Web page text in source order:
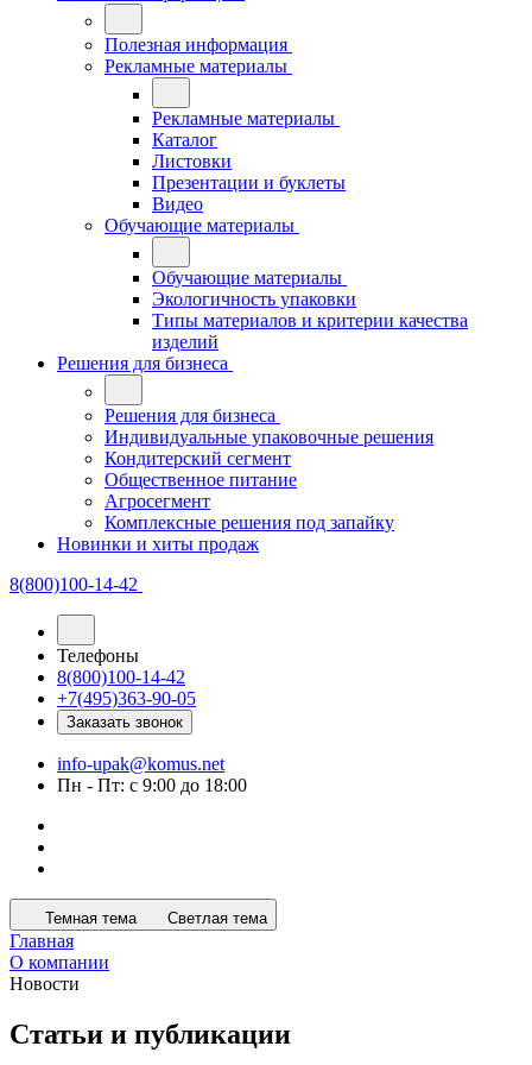
Полезная информация
Рекламные материалы
Рекламные материалы
Каталог
Листовки
Презентации и буклеты
Видео
Обучающие материалы
Обучающие материалы
Экологичность упаковки
Типы материалов и критерии качества
изделий
Решения для бизнеса
Решения для бизнеса
Индивидуальные упаковочные решения
Кондитерский сегмент
Общественное питание
Агросегмент
Комплексные решения под запайку
Новинки и хиты продаж
8(800)100-14-42
Телефоны
8(800)100-14-42
+7(495)363-90-05
Заказать звонок
info-upak@komus.net
Пн - Пт: с 9:00 до 18:00
Темная тема Светлая тема
Главная
О компании
Новости
Статьи и публикации